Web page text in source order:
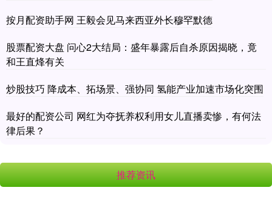
按月配资助手网 王毅会见马来西亚外长穆罕默德
股票配资大盘 问心2大结局：盛年暴露后自杀原因揭晓，竟
和王直烽有关
炒股技巧 降成本、拓场景、强协同 氢能产业加速市场化突围
最好的配资公司 网红为夺抚养权利用女儿直播卖惨，有何法
律后果？
推荐资讯